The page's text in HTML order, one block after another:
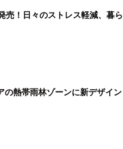
売！日々のストレス軽減、暮ら
の熱帯雨林ゾーンに新デザイン